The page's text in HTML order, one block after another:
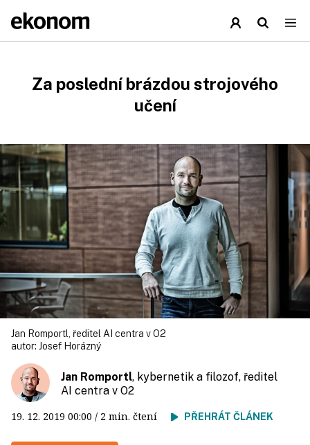
Za poslední brázdou strojového
učení
Jan Romportl, ředitel AI centra v O2
autor: Josef Horázný
Jan Romportl, kybernetik a filozof, ředitel
AI centra v O2
19. 12. 2019 00:00 / 2 min. čtení PŘEHRÁT ČLÁNEK